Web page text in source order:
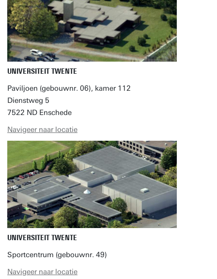
UNIVERSITEIT TWENTE
Paviljoen (gebouwnr. 06), kamer 112
Dienstweg 5
7522 ND Enschede
Navigeer naar locatie
UNIVERSITEIT TWENTE
Sportcentrum (gebouwnr. 49)
Navigeer naar locatie